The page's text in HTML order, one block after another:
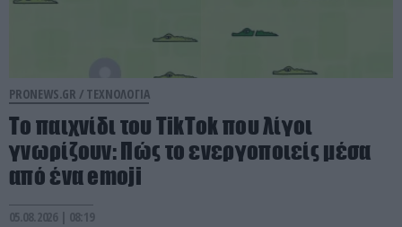
PRONEWS.GR / ΤΕΧΝΟΛΟΓΙΑ
Το παιχνίδι του TikTok που λίγοι
γνωρίζουν: Πώς το ενεργοποιείς μέσα
από ένα emoji
05.08.2026 | 08:19